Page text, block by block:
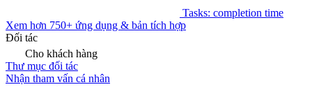
Tasks: completion time
Xem hơn 750+ ứng dụng & bản tích hợp
Đối tác
Cho khách hàng
Thư mục đối tác
Nhận tham vấn cá nhân